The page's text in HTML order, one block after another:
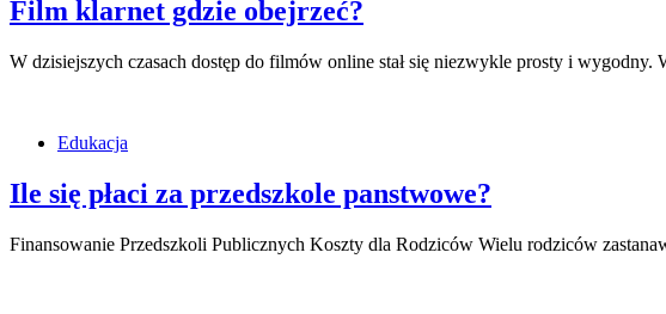
Film klarnet gdzie obejrzeć?
W dzisiejszych czasach dostęp do filmów online stał się niezwykle prosty i
Edukacja
Ile się płaci za przedszkole panstwowe?
Finansowanie Przedszkoli Publicznych Koszty dla Rodziców Wielu rodziców